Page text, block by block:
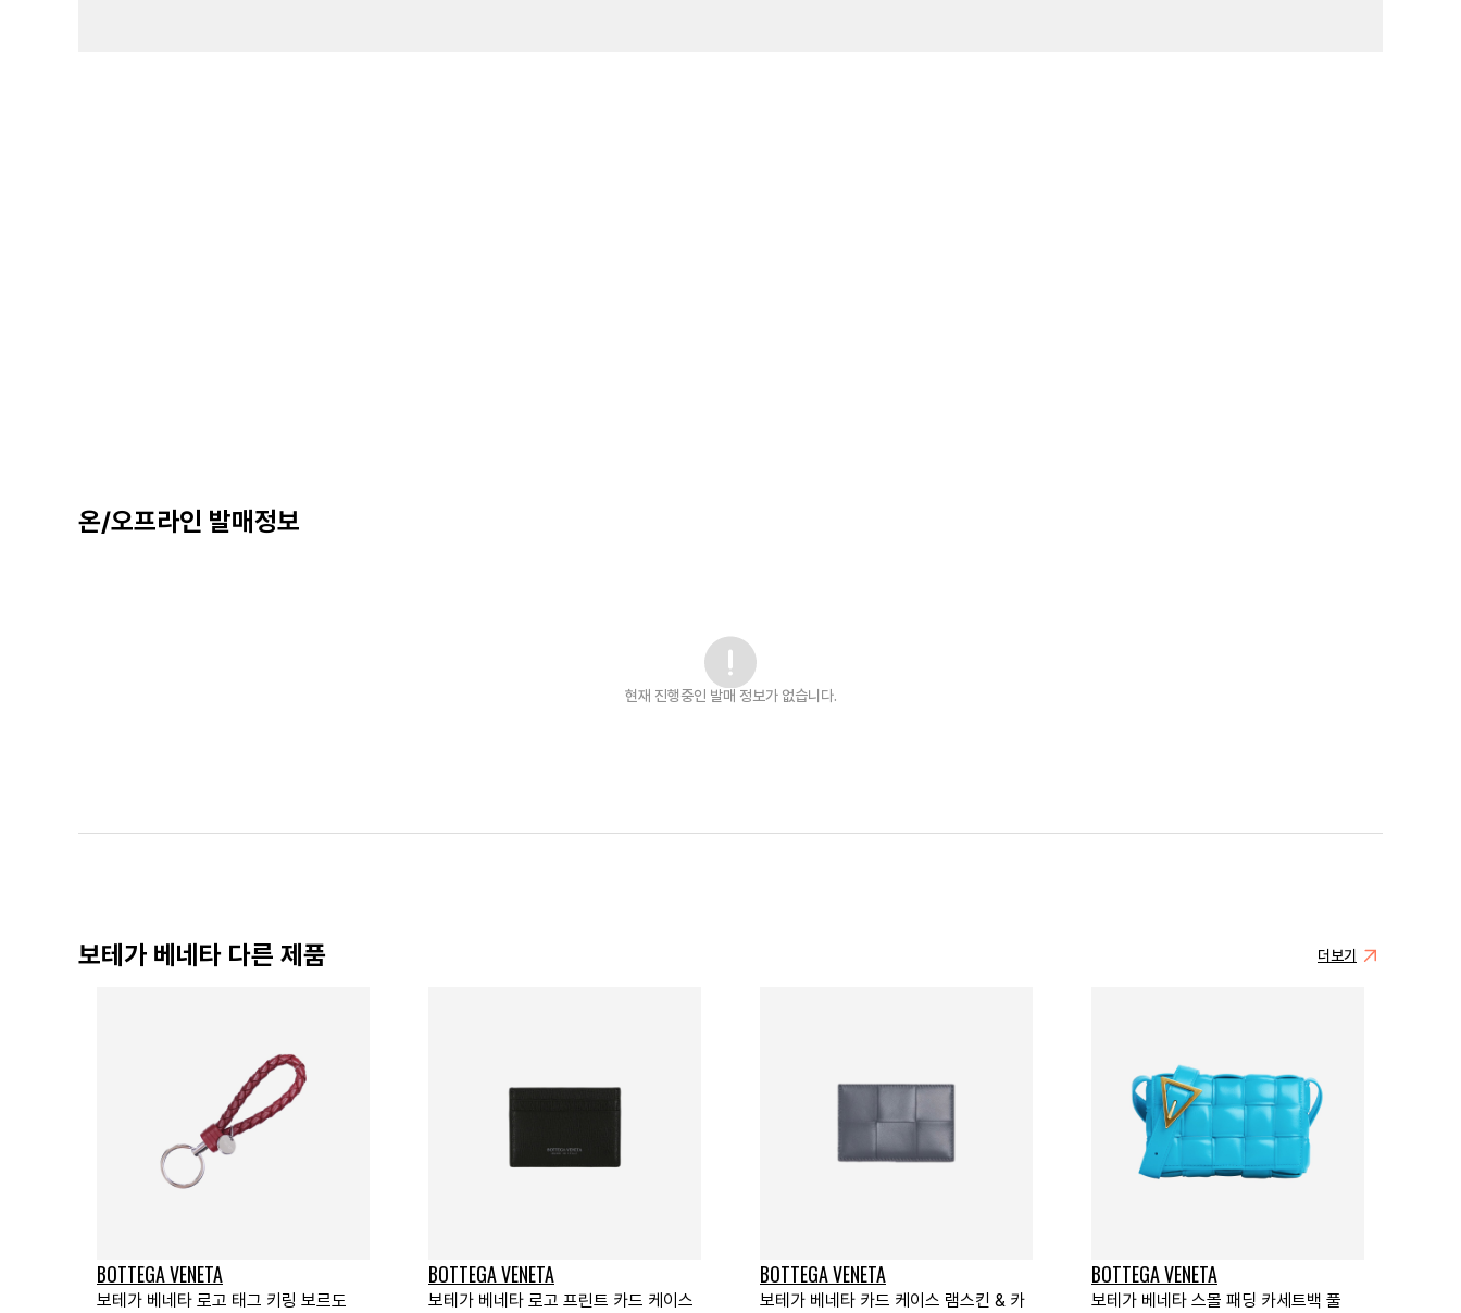
온/오프라인 발매정보
현재 진행중인 발매 정보가 없습니다.
보테가 베네타 다른 제품 더보기
BOTTEGA VENETA
보테가 베네타 로고 태그 키링 보르도
BOTTEGA VENETA
보테가 베네타 로고 프린트 카드 케이스
BOTTEGA VENETA
보테가 베네타 카드 케이스 램스킨 & 카
BOTTEGA VENETA
보테가 베네타 스몰 패딩 카세트백 풀